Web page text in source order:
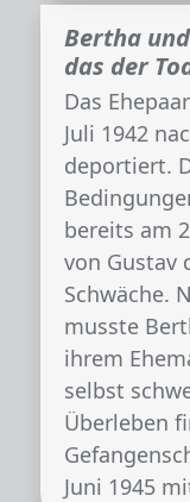
Bertha
das der
Das
Juli 1942
deportiert.
bereits am
von Gustav
Schwäche.
musste
ihrem
selbst
Überleben
Juni 1945